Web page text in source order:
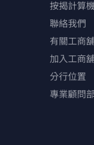
按揭計算
聯絡我們
有關工商舖
加入工商舖
分行位置
專業顧問部